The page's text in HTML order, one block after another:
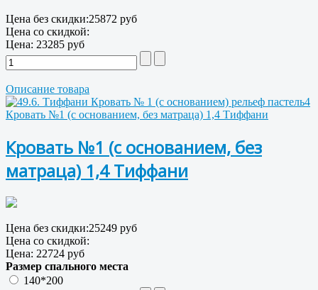
Цена без скидки:25872 руб
Цена со скидкой:
Цена: 23285 руб
Описание товара
Кровать №1 (с основанием, без матраца) 1,4 Тиффани
Кровать №1 (с основанием, без
матраца) 1,4 Тиффани
Цена без скидки:25249 руб
Цена со скидкой:
Цена: 22724 руб
Размер спального места
140*200